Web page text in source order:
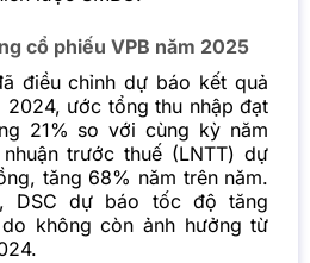
cổ phiếu VPB năm 2025
điều chỉnh dự báo kết quả
2024, ước tổng thu nhập đạt
21% so với cùng kỳ năm
trước thuế (LNTT) dự
tăng 68% năm trên năm.
DSC dự báo tốc độ tăng
không còn ảnh hưởng từ